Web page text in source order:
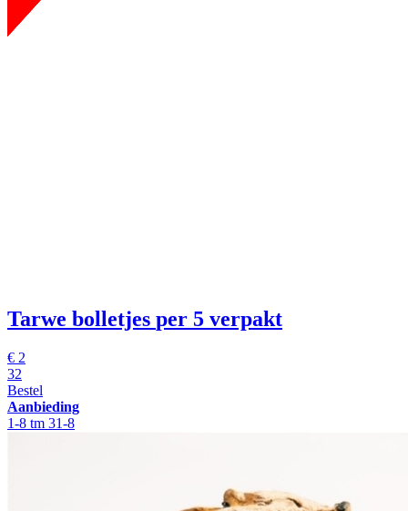
Tarwe bolletjes per 5 verpakt
€ 2
32
Bestel
Aanbieding
1-8 tm 31-8